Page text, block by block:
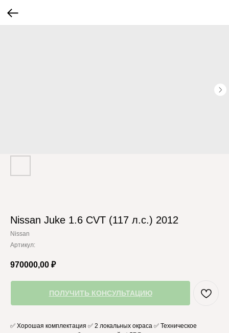
Nissan Juke 1.6 CVT (117 л.с.) 2012
Nissan
Артикул:
970000,00 ₽
ПОЛУЧИТЬ КОНСУЛЬТАЦИЮ
✅ Хорошая комплектация ✅ 2 локальных окраса ✅ Техническое